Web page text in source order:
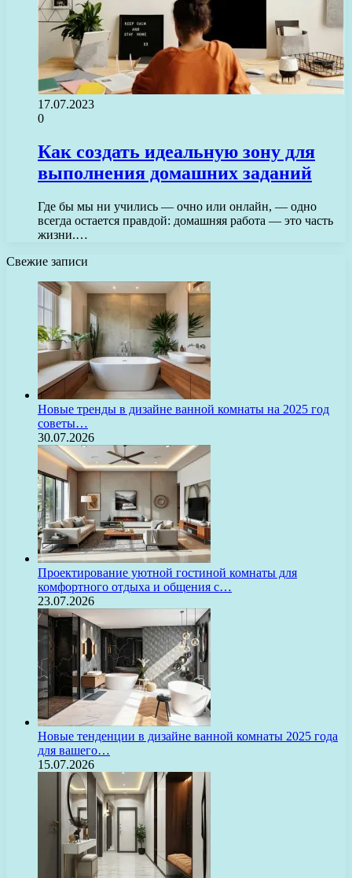
17.07.2023
0
Как создать идеальную зону для
выполнения домашних заданий
Где бы мы ни учились — очно или онлайн, — одно
всегда остается правдой: домашняя работа — это часть
жизни.…
Свежие записи
Новые тренды в дизайне ванной комнаты на 2025 год
советы…
30.07.2026
Проектирование уютной гостиной комнаты для
комфортного отдыха и общения с…
23.07.2026
Новые тенденции в дизайне ванной комнаты 2025 года
для вашего…
15.07.2026